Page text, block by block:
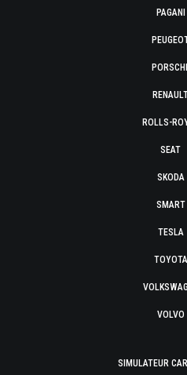
PAGANI
ROLLS-
SEAT
SKODA
SMART
TESLA
TOYOTA
VOLVO
SIMULATEUR